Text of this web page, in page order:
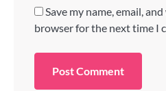
Save my name, email,
browser for the next time I